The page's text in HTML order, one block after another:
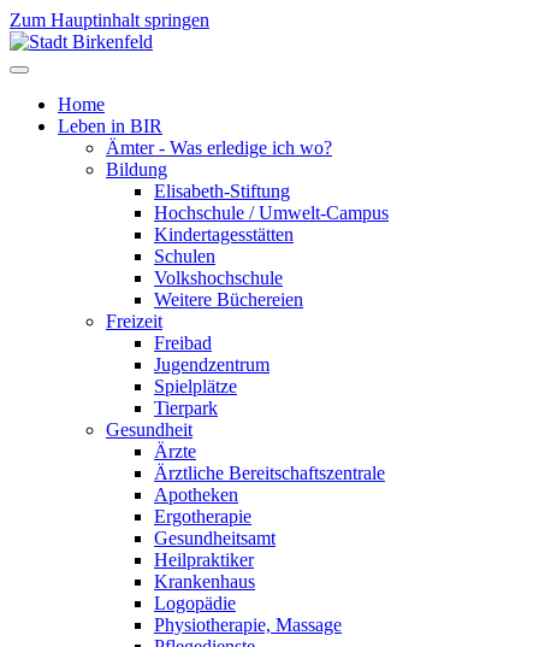
Zum Hauptinhalt springen
Home
Leben in BIR
Ämter - Was erledige ich wo?
Bildung
Elisabeth-Stiftung
Hochschule / Umwelt-Campus
Kindertagesstätten
Schulen
Volkshochschule
Weitere Büchereien
Freizeit
Freibad
Jugendzentrum
Spielplätze
Tierpark
Gesundheit
Ärzte
Ärztliche Bereitschaftszentrale
Apotheken
Ergotherapie
Gesundheitsamt
Heilpraktiker
Krankenhaus
Logopädie
Physiotherapie, Massage